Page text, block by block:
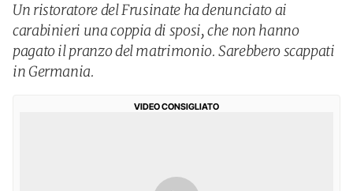
Un ristoratore del Frusinate ha denunciato ai
carabinieri una coppia di sposi, che non hanno
pagato il pranzo del matrimonio. Sarebbero scappati
in Germania.
VIDEO CONSIGLIATO